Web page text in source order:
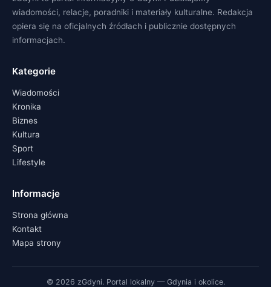
wiadomości, relacje, poradniki i materiały kulturalne. Redakcja
opiera się na oficjalnych źródłach i publicznie dostępnych
informacjach.
Kategorie
Wiadomości
Kronika
Biznes
Kultura
Sport
Lifestyle
Informacje
Strona główna
Kontakt
Mapa strony
© 2026 zGdyni. Portal lokalny — Gdynia i okolice.